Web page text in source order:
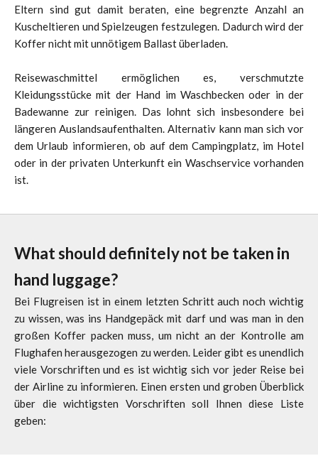
Eltern sind gut damit beraten, eine begrenzte Anzahl an
Kuscheltieren und Spielzeugen festzulegen. Dadurch wird der
Koffer nicht mit unnötigem Ballast überladen.
Reisewaschmittel ermöglichen es, verschmutzte
Kleidungsstücke mit der Hand im Waschbecken oder in der
Badewanne zur reinigen. Das lohnt sich insbesondere bei
längeren Auslandsaufenthalten. Alternativ kann man sich vor
dem Urlaub informieren, ob auf dem Campingplatz, im Hotel
oder in der privaten Unterkunft ein Waschservice vorhanden
ist.
What should definitely not be taken in
hand luggage?
Bei Flugreisen ist in einem letzten Schritt auch noch wichtig
zu wissen, was ins Handgepäck mit darf und was man in den
großen Koffer packen muss, um nicht an der Kontrolle am
Flughafen herausgezogen zu werden. Leider gibt es unendlich
viele Vorschriften und es ist wichtig sich vor jeder Reise bei
der Airline zu informieren. Einen ersten und groben Überblick
über die wichtigsten Vorschriften soll Ihnen diese Liste
geben: